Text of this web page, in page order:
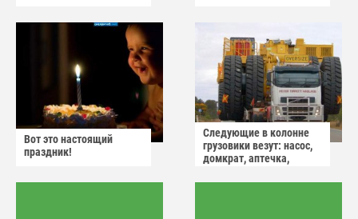
Вот это настоящий
праздник!
Следующие в колонне
грузовики везут: насос,
домкрат, аптечка,